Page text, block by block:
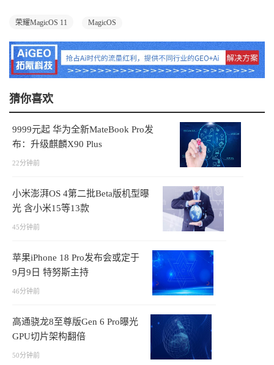
荣耀MagicOS 11 MagicOS
猜你喜欢
9999元起 华为全新MateBook Pro发
布：升级麒麟X90 Plus
22分钟前
小米澎湃OS 4第二批Beta版机型曝
光 含小米15等13款
45分钟前
苹果iPhone 18 Pro发布会或定于
9月9日 特努斯主持
46分钟前
高通骁龙8至尊版Gen 6 Pro曝光
GPU切片架构翻倍
50分钟前